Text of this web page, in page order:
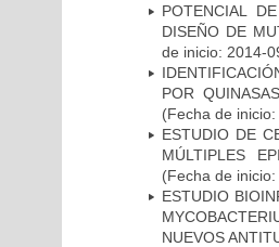
POTENCIAL
DISEÑO DE
de inicio: 2014-
POR
(Fecha de
ESTUDIO DE
MÚLTIPLES
(Fecha de
ESTUDIO
NUEVOS